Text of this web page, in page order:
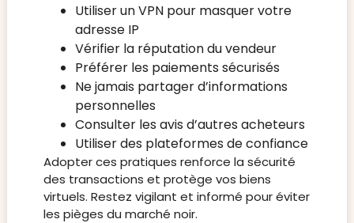
Utiliser un VPN pour masquer votre
adresse IP
Vérifier la réputation du vendeur
Préférer les paiements sécurisés
Ne jamais partager d’informations
personnelles
Consulter les avis d’autres acheteurs
Utiliser des plateformes de confiance
Adopter ces pratiques renforce la sécurité
des transactions et protège vos biens
virtuels. Restez vigilant et informé pour éviter
les pièges du marché noir.